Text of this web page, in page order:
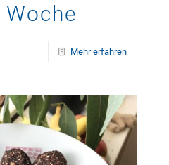
Mehr erfahren